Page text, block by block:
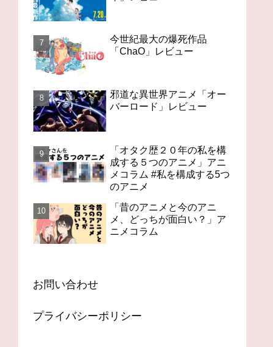
今世紀最大の爆死作品
「ChaO」レビュー
邪道な異世界アニメ「オー
バーロード」レビュー
「オタク歴２０年の私を構
成する５つのアニメ」アニ
メコラム #私を構成する5つ
のアニメ
「昔のアニメと今のアニ
メ、どっちが面白い？」ア
ニメコラム
お問い合わせ
プライバシーポリシー